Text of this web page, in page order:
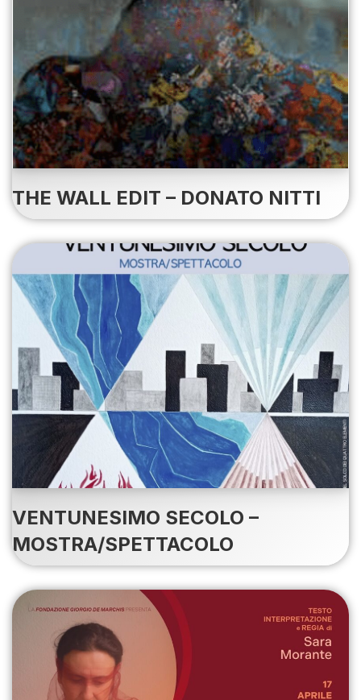
THE WALL EDIT – DONATO NITTI
VENTUNESIMO SECOLO –
MOSTRA/SPETTACOLO